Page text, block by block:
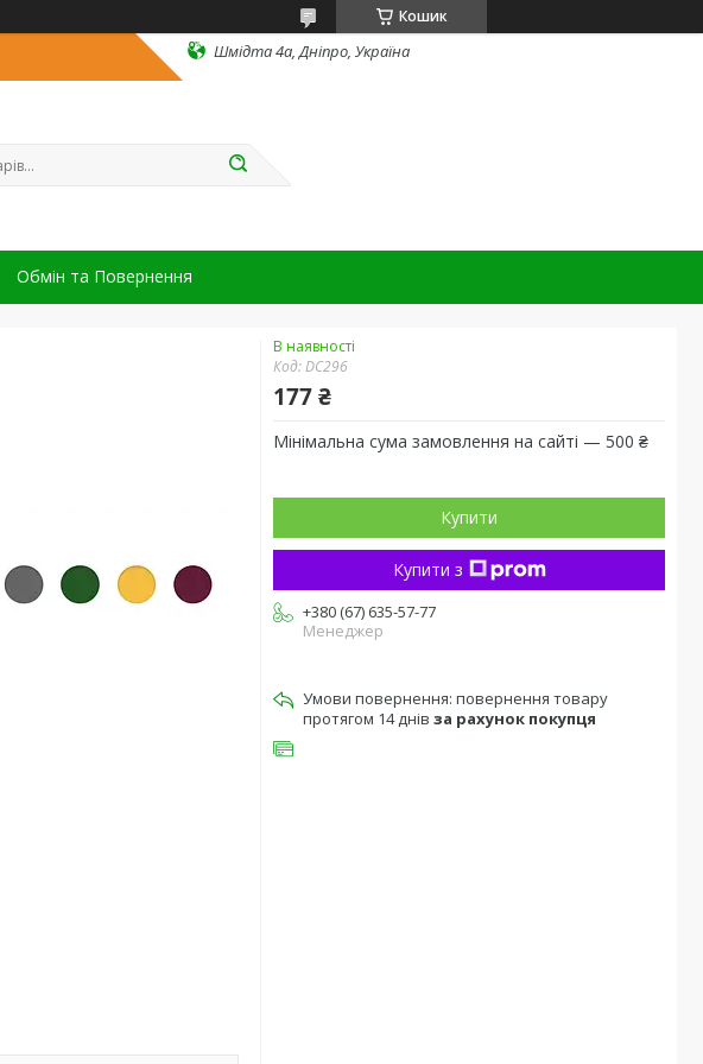
Кошик
Шмідта 4а, Дніпро, Україна
Обмін та Повернення
В наявності
Код:DC296
177 ₴
Мінімальна сума замовлення на сайті — 500 ₴
Купити
Купити з
+380 (67) 635-57-77
Менеджер
повернення товару
протягом 14 днів за рахунок покупця